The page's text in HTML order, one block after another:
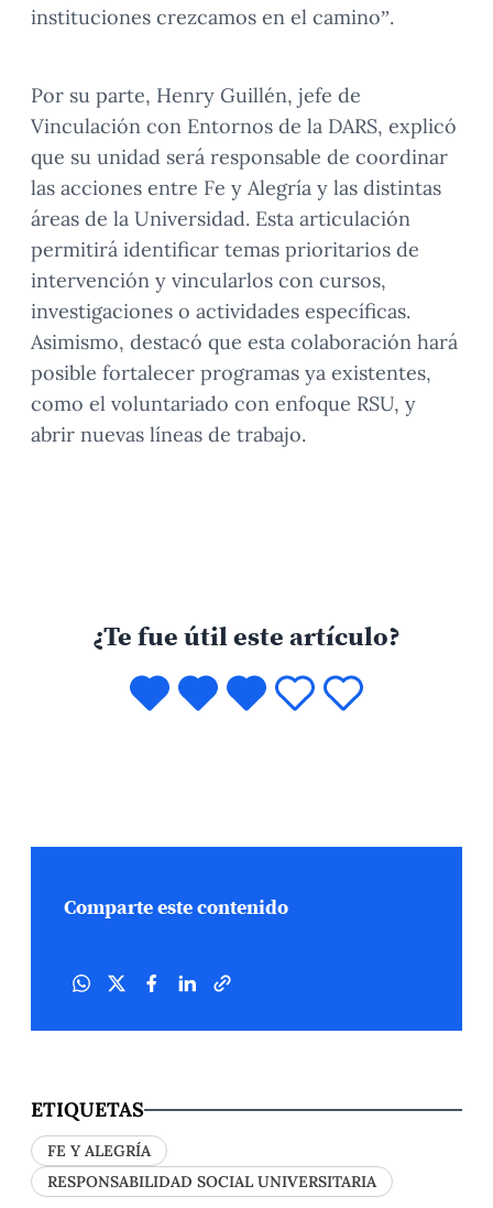
instituciones crezcamos en el camino”.
Por su parte, Henry Guillén, jefe de
Vinculación con Entornos de la DARS, explicó
que su unidad será responsable de coordinar
las acciones entre Fe y Alegría y las distintas
áreas de la Universidad. Esta articulación
permitirá identificar temas prioritarios de
intervención y vincularlos con cursos,
investigaciones o actividades específicas.
Asimismo, destacó que esta colaboración hará
posible fortalecer programas ya existentes,
como el voluntariado con enfoque RSU, y
abrir nuevas líneas de trabajo.
¿Te fue útil este artículo?
Comparte este contenido
ETIQUETAS
FE Y ALEGRÍA
RESPONSABILIDAD SOCIAL UNIVERSITARIA